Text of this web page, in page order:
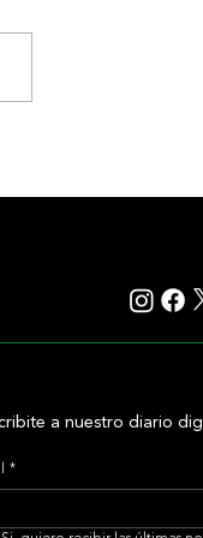
a nuestro diario
*